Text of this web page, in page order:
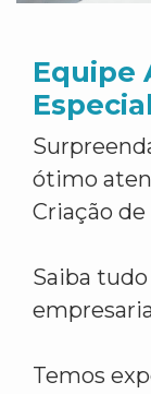
Equipe
ótimo
Criação de
Saiba
Temos